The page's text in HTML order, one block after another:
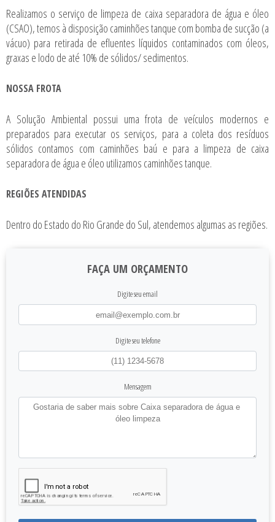
Realizamos o serviço de limpeza de caixa separadora de água e óleo
(CSAO), temos à disposição caminhões tanque com bomba de sucção (a
vácuo) para retirada de efluentes líquidos contaminados com óleos,
graxas e lodo de até 10% de sólidos/ sedimentos.
NOSSA FROTA
A Solução Ambiental possui uma frota de veículos modernos e
preparados para executar os serviços, para a coleta dos resíduos
sólidos contamos com caminhões baú e para a limpeza de caixa
separadora de água e óleo utilizamos caminhões tanque.
REGIÕES ATENDIDAS
Dentro do Estado do Rio Grande do Sul, atendemos algumas as regiões.
FAÇA UM ORÇAMENTO
Digite seu email
Digite seu telefone
Mensagem